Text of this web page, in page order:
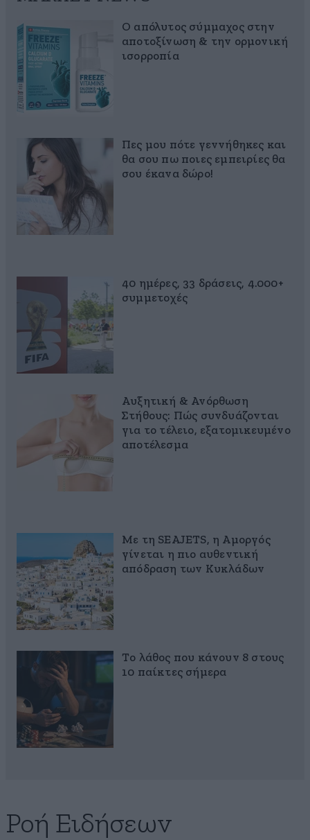
Ο απόλυτος σύμμαχος στην
αποτοξίνωση & την ορμονική
ισορροπία
Πες μου πότε γεννήθηκες και
θα σου πω ποιες εμπειρίες θα
σου έκανα δώρο!
40 ημέρες, 33 δράσεις, 4.000+
συμμετοχές
Αυξητική & Ανόρθωση
Στήθους: Πώς συνδυάζονται
για το τέλειο, εξατομικευμένο
αποτέλεσμα
Με τη SEAJETS, η Αμοργός
γίνεται η πιο αυθεντική
απόδραση των Κυκλάδων
Το λάθος που κάνουν 8 στους
10 παίκτες σήμερα
Ροή Ειδήσεων